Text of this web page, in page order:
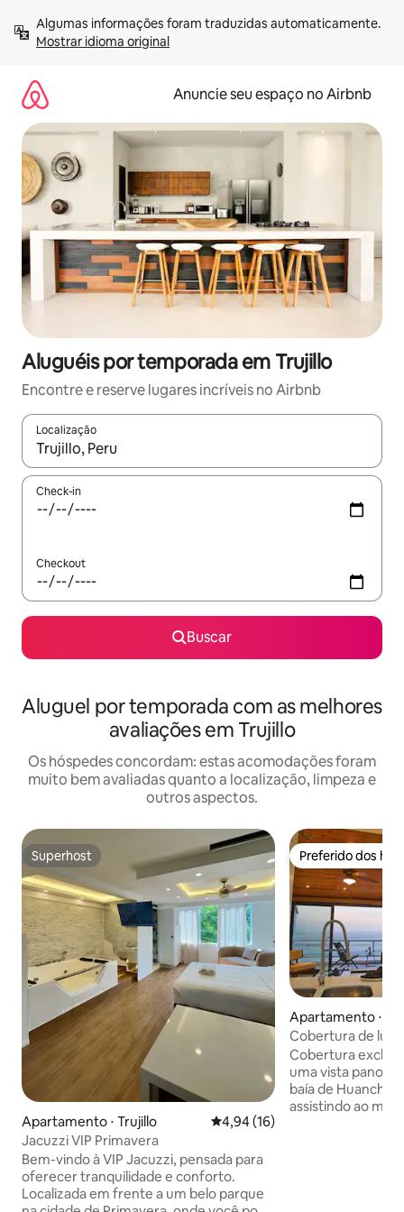
para
Mostrar idioma original
Anuncie seu espaço no Airbnb
Aluguéis por temporada em Trujillo
Encontre e reserve lugares incríveis no Airbnb
Localização
Quando os resultados estiverem disponíveis, explore-os
Check-in
Checkout
Buscar
Aluguel por temporada com as melhores
avaliações em Trujillo
Os hóspedes concordam: estas acomodações foram
muito bem avaliadas quanto a localização, limpeza e
outros aspectos.
Superhost
Superhost
Apartamento ⋅ Trujillo 4,94 de uma avaliação média
4,94 (16)
Jacuzzi VIP Primavera
Bem-vindo à VIP Jacuzzi, pensada para
oferecer tranquilidade e conforto.
Localizada em frente a um belo parque
Preferido dos
Preferido dos
Apartamento ⋅
Cobertura de
Huanchaco
Cobertura
uma vista
baía de
assistindo ao